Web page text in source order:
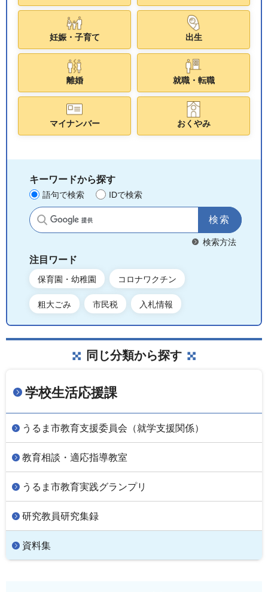
妊娠・子育て 出生
離婚 就職・転職
マイナンバー おくやみ
キーワードから探す
語句で検索 IDで検索
サイト内検索
検索方法
注目ワード
保育園・幼稚園 コロナワクチン
粗大ごみ 市民税 入札情報
同じ分類から探す
学校生活応援課
うるま市教育支援委員会（就学支援関係）
教育相談・適応指導教室
うるま市教育実践グランプリ
研究教員研究集録
資料集